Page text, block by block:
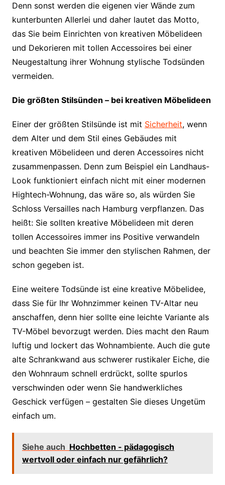
Denn sonst werden die eigenen vier Wände zum
kunterbunten Allerlei und daher lautet das Motto,
das Sie beim Einrichten von kreativen Möbelideen
und Dekorieren mit tollen Accessoires bei einer
Neugestaltung ihrer Wohnung stylische Todsünden
vermeiden.
Die größten Stilsünden – bei kreativen Möbelideen
Einer der größten Stilsünde ist mit Sicherheit, wenn
dem Alter und dem Stil eines Gebäudes mit
kreativen Möbelideen und deren Accessoires nicht
zusammenpassen. Denn zum Beispiel ein Landhaus-
Look funktioniert einfach nicht mit einer modernen
Hightech-Wohnung, das wäre so, als würden Sie
Schloss Versailles nach Hamburg verpflanzen. Das
heißt: Sie sollten kreative Möbelideen mit deren
tollen Accessoires immer ins Positive verwandeln
und beachten Sie immer den stylischen Rahmen, der
schon gegeben ist.
Eine weitere Todsünde ist eine kreative Möbelidee,
dass Sie für Ihr Wohnzimmer keinen TV-Altar neu
anschaffen, denn hier sollte eine leichte Variante als
TV-Möbel bevorzugt werden. Dies macht den Raum
luftig und lockert das Wohnambiente. Auch die gute
alte Schrankwand aus schwerer rustikaler Eiche, die
den Wohnraum schnell erdrückt, sollte spurlos
verschwinden oder wenn Sie handwerkliches
Geschick verfügen – gestalten Sie dieses Ungetüm
einfach um.
Siehe auch Hochbetten - pädagogisch
wertvoll oder einfach nur gefährlich?